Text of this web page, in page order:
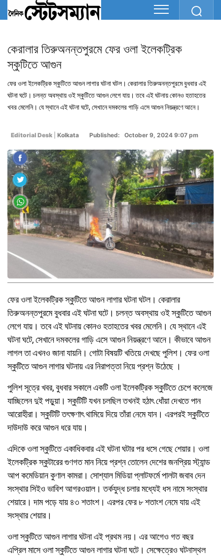
কেরালার তিরুঅনন্তপুরমে ফের ওলা ইলেকট্রিক
স্কুটিতে আগুন
ফের ওলা ইলেকট্রিক স্কুটিতে আগুন লাগার ঘটনা ঘটল। কেরালার তিরুঅনন্তপুরমে বুধবার এই
ঘটনা ঘটে। চলন্ত অবস্থায় ওই স্কুটিতে আগুন লেগে যায়। তবে এই ঘটনায় কোনও হতাহতের
খবর মেলেনি। যে স্থানে এই ঘটনা ঘটে, সেখানে দমকলের গাড়ি এসে আগুন নিয়ন্ত্রণে আনে।
Editorial Desk Kolkata Published: October 9, 2024 9:07 pm
ফের ওলা ইলেকট্রিক স্কুটিতে আগুন লাগার ঘটনা ঘটল। কেরালার
তিরুঅনন্তপুরমে বুধবার এই ঘটনা ঘটে। চলন্ত অবস্থায় ওই স্কুটিতে আগুন
লেগে যায়। তবে এই ঘটনায় কোনও হতাহতের খবর মেলেনি। যে স্থানে এই
ঘটনা ঘটে, সেখানে দমকলের গাড়ি এসে আগুন নিয়ন্ত্রণে আনে। কীভাবে আগুন
লাগল তা এখনও জানা যায়নি। গোটা বিষয়টি খতিয়ে দেখছে পুলিশ। ফের ওলা
স্কুটিতে আগুন লাগার ঘটনায় এর নিরাপত্তা নিয়ে প্রশ্ন উঠেছে ।
পুলিশ সূত্রে খবর, বুধবার সকালে একটি ওলা ইলেকট্রিক স্কুটিতে চেপে কলেজে
যাচ্ছিলেন দুই পড়ুয়া। স্কুটিটি যখন চলছিল তখনই হঠাৎ ধোঁয়া দেখতে পান
আরোহীরা। স্কুটিটি তৎক্ষণাৎ থামিয়ে দিয়ে তাঁরা নেমে যান। এরপরই স্কুটিতে
দাউদাউ করে আগুন ধরে যায়।
এদিকে ওলা স্কুটিতে একাধিকবার এই ঘটনা ঘটার পর ধসে গেছে শেয়ার। ওলা
ইলেকট্রিক স্কুটারের গুণগত মান নিয়ে প্রশ্ন তোলেন দেশের জনপ্রিয় স্ট্যান্ড
আপ কমেডিয়ান কুণাল কামরা। সোশ্যাল মিডিয়া প্লাটফর্মে পালটা জবাব দেন
সংস্থার সিইও ভাবিশ আগরওয়াল। তর্কযুদ্ধ চলার মধ্যেই ধস নামে সংস্থার
শেয়ারে। দাম পড়ে যায় ৪৩ শতাংশ। এরপর ফের ৮ শতাংশ নেমে যায় এই
সংস্থার শেয়ার।
ওলা স্কুটিতে আগুন লাগার ঘটনা এই প্রথম নয়। এর আগেও গত বছর
এপ্রিল মাসে ওলা স্কুটিতে আগুন লাগার ঘটনা ঘটে। সেক্ষেত্রেও ঘটনাস্থল